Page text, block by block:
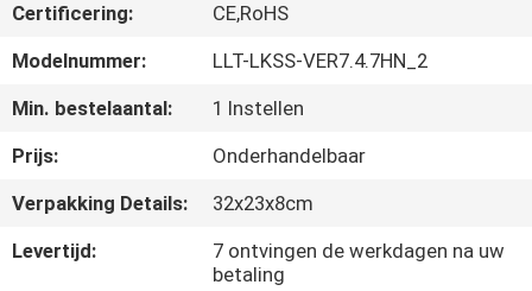
FABRIEKSREIS
KWALITEITSCONTROLE
CONTACTEER
ONS
Certificering:
CE,RoHS
Modelnummer:
LLT-LKSS-VER7.4.7HN_2
Min. bestelaantal:
1 Instellen
Prijs:
Onderhandelbaar
Verpakking Details:
32x23x8cm
Levertijd:
7 ontvingen de werkdagen na uw
betaling